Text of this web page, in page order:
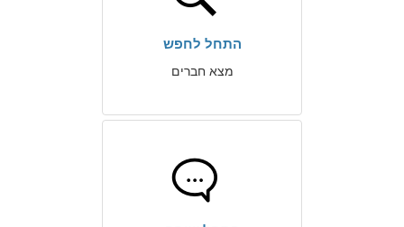
התחל לחפש
מצא חברים